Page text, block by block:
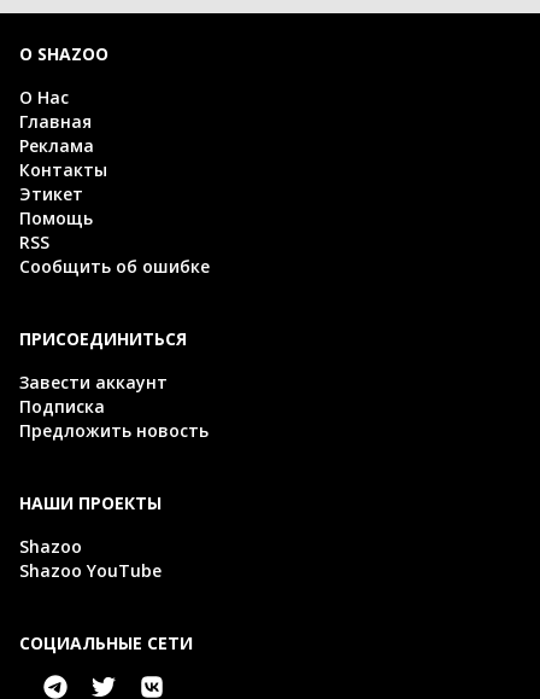
О SHAZOO
О Нас
Главная
Реклама
Контакты
Этикет
Помощь
RSS
Сообщить об ошибке
ПРИСОЕДИНИТЬСЯ
Завести аккаунт
Подписка
Предложить новость
НАШИ ПРОЕКТЫ
Shazoo
Shazoo YouTube
СОЦИАЛЬНЫЕ СЕТИ